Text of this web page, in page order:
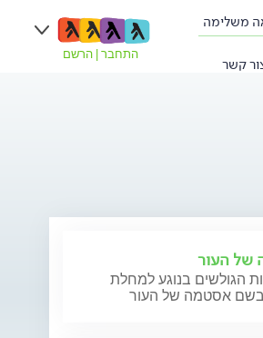
משלימה
קשר
התחבר הרשם
של העור
הגולשים בנוגע למחלת
בשם אסטמה של העור